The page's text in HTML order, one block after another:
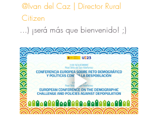
@Ivan del Caz | Director Rural
Citizen
...) ¡será más que bienvenido! ;)